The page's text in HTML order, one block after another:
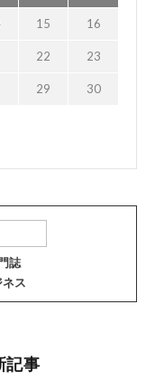
15 16
22 23
29 30
誌
ス
記事